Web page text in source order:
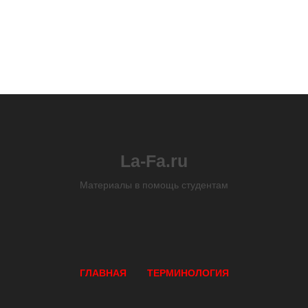
La-Fa.ru
Материалы в помощь студентам
ГЛАВНАЯ ТЕРМИНОЛОГИЯ